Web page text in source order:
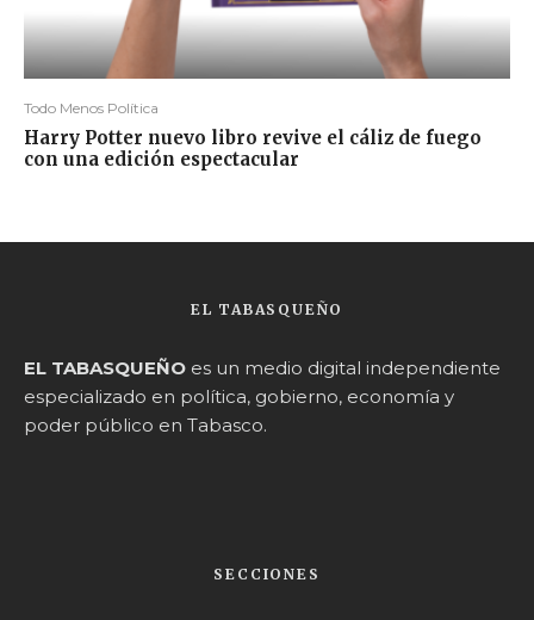
Todo Menos Política
Harry Potter nuevo libro revive el cáliz de fuego
con una edición espectacular
EL TABASQUEÑO
EL TABASQUEÑO es un medio digital independiente
especializado en política, gobierno, economía y
poder público en Tabasco.
SECCIONES